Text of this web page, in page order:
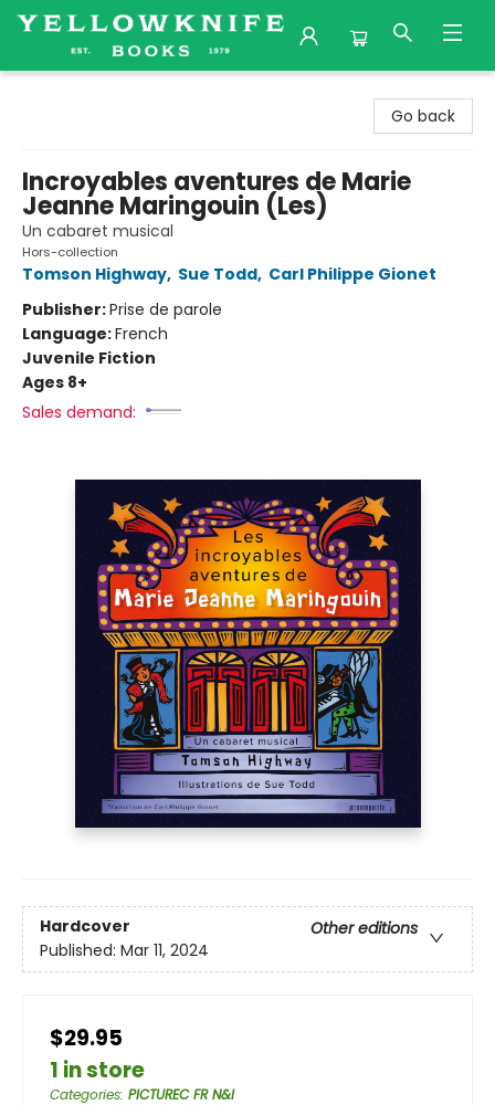
Go back
Incroyables aventures de Marie
Jeanne Maringouin (Les)
Un cabaret musical
Hors-collection
Tomson Highway, Sue Todd, Carl Philippe Gionet
Publisher:Prise de parole
Language:French
Juvenile Fiction
Ages 8+
Sales demand:
Hardcover
Other editions
Published: Mar 11, 2024
$29.95
1 in store
Categories: PICTUREC FR N&I